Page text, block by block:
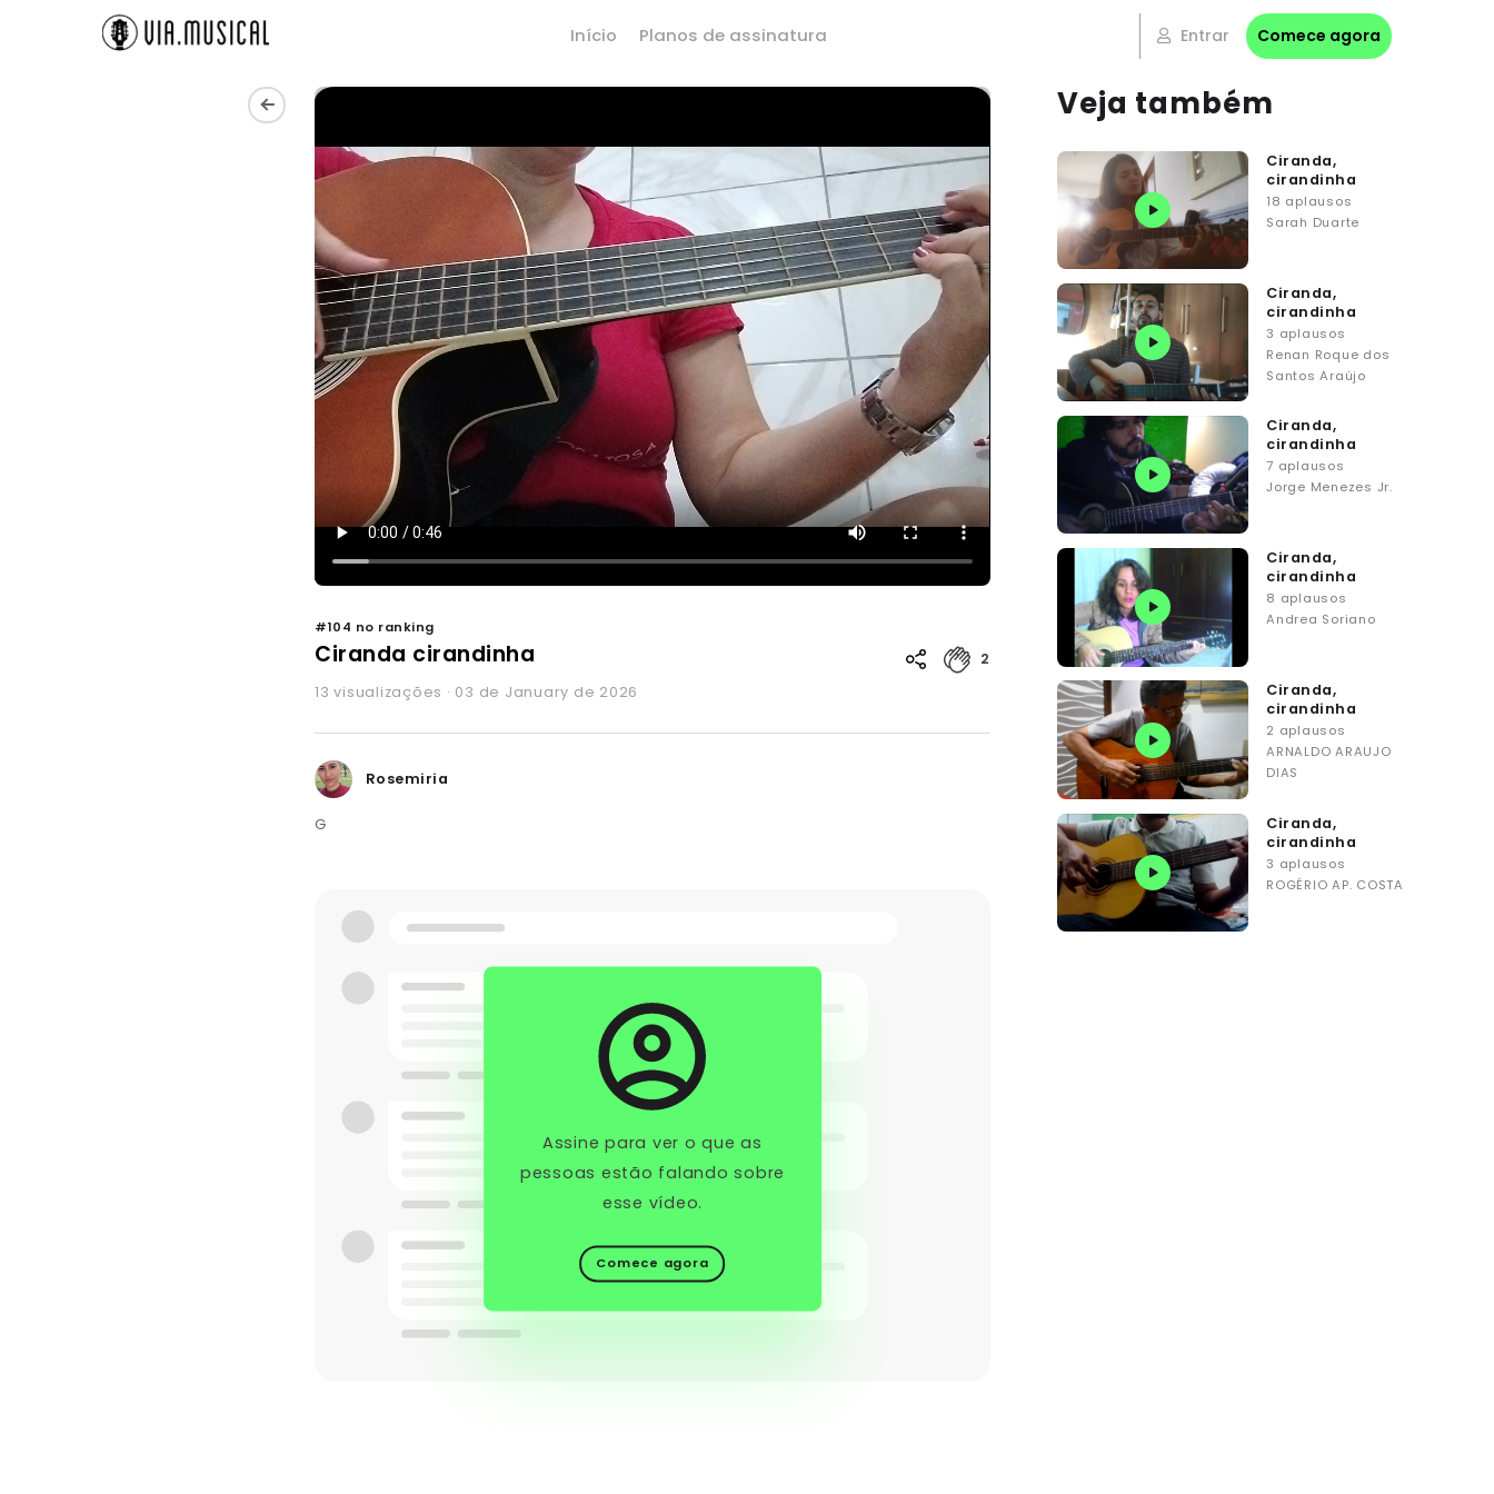
Início Planos de assinatura Entrar Comece agora
#104 no ranking
Ciranda cirandinha
13 visualizações · 03 de January de 2026
2
Rosemiria
G
Assine para ver o que as
pessoas estão falando sobre
esse vídeo.
Comece agora
Veja também
Ciranda,
cirandinha
18 aplausos
Sarah Duarte
Ciranda,
cirandinha
3 aplausos
Renan Roque dos
Santos Araújo
Ciranda,
cirandinha
7 aplausos
Jorge Menezes Jr.
Ciranda,
cirandinha
8 aplausos
Andrea Soriano
Ciranda,
cirandinha
2 aplausos
ARNALDO ARAUJO
DIAS
Ciranda,
cirandinha
3 aplausos
ROGÉRIO AP. COSTA